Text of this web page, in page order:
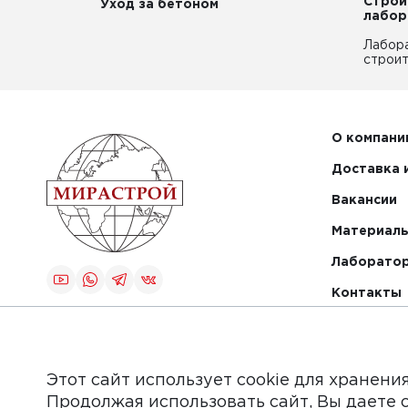
Уход за бетоном
О
Доставка
Вакансии
Контакты
Этот сайт использует cookie для
Продолжая использовать сайт, Вы